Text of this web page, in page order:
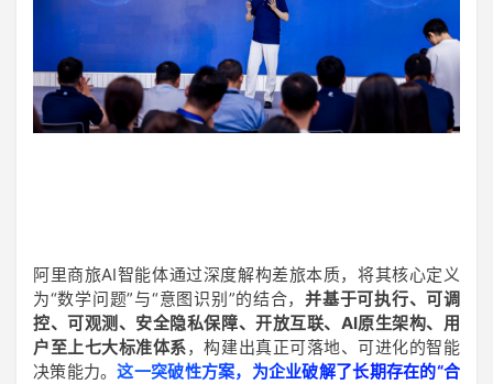
阿里商旅AI智能体通过深度解构差旅本质，将其核心定义
为“数学问题”与“意图识别”的结合，并基于可执行、可调
控、可观测、安全隐私保障、开放互联、AI原生架构、用
户至上七大标准体系，构建出真正可落地、可进化的智能
决策能力。这一突破性方案，为企业破解了长期存在的“合